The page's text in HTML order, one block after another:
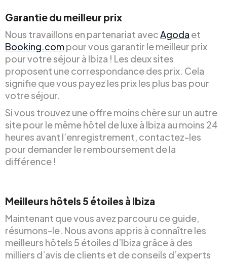
Garantie du meilleur prix
Nous travaillons en partenariat avecAgoda et
Booking.compour vous garantir le meilleur prix
pour votre séjour à Ibiza ! Les deux sites
proposent une correspondance des prix. Cela
signifie que vous payez les prix les plus bas pour
votre séjour.
Si vous trouvez une offre moins chère sur un autre
site pour le même hôtel de luxe à Ibiza au moins 24
heures avant l’enregistrement, contactez-les
pour demander le remboursement de la
différence !
Meilleurs hôtels 5 étoiles à Ibiza
Maintenant que vous avez parcouru ce guide,
résumons-le. Nous avons appris à connaître les
meilleurs hôtels 5 étoiles d’Ibiza grâce à des
milliers d’avis de clients et de conseils d’experts